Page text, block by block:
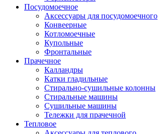
Посудомоечное
Аксессуары для посудомоечного
Конвеерные
Котломоечные
Купольные
Фронтальные
Прачечное
Калландры
Катки гладильные
Стирально-сушильные колонны
Стиральные машины
Сушильные машины
Тележки для прачечной
Тепловое